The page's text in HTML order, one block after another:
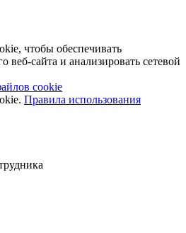
чтобы обеспечивать
веб-сайта и анализировать сетевой
cookie
Правила использования